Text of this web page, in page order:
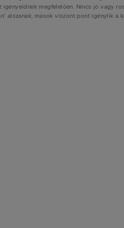
igényeidnek megfelelően. Nincs jó vagy
alszanak, mások viszont pont igénylik a